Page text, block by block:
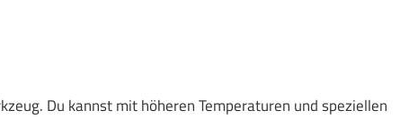
Du kannst mit höheren Temperaturen und speziellen